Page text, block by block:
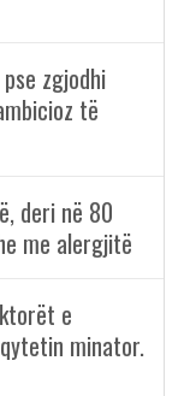
zgjodhi
të
deri në 80
me alergjitë
e
minator.